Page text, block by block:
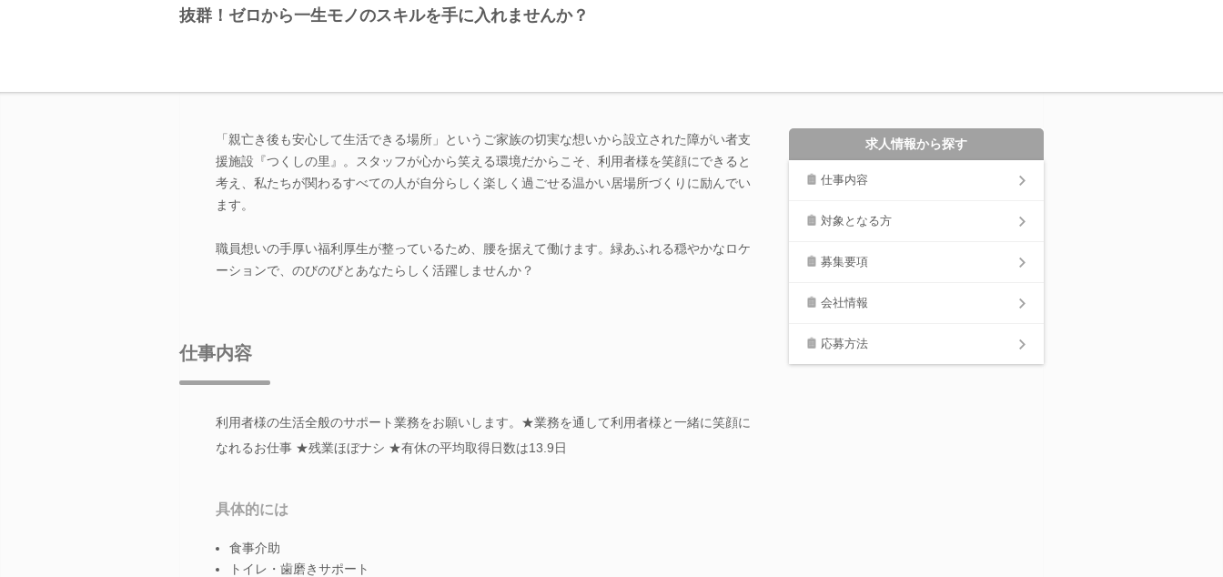
抜群！ゼロから一生モノのスキルを手に入れませんか？
「親亡き後も安心して生活できる場所」というご家族の切実な想いから設立された障がい者支
援施設『つくしの里』。スタッフが心から笑える環境だからこそ、利用者様を笑顔にできると
考え、私たちが関わるすべての人が自分らしく楽しく過ごせる温かい居場所づくりに励んでい
ます。
職員想いの手厚い福利厚生が整っているため、腰を据えて働けます。緑あふれる穏やかなロケ
ーションで、のびのびとあなたらしく活躍しませんか？
仕事内容
利用者様の生活全般のサポート業務をお願いします。★業務を通して利用者様と一緒に笑顔に
なれるお仕事 ★残業ほぼナシ ★有休の平均取得日数は13.9日
具体的には
食事介助
トイレ・歯磨きサポート
求人情報から探す
仕事内容
対象となる方
募集要項
会社情報
応募方法